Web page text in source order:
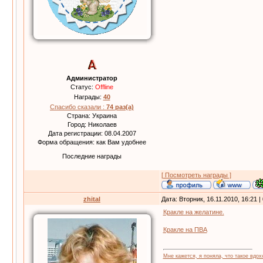
Администратор
Статус: Offline
Награды: 40
Спасибо сказали : 74 раз(а)
Страна: Украина
Город: Николаев
Дата регистрации: 08.04.2007
Форма обращения: как Вам удобнее
Последние награды
[ Посмотреть награды ]
zhital Дата: Вторник, 16.11.2010, 16:21
Кракле на желатине.
Кракле на ПВА
Мне кажется, я поняла, что такое